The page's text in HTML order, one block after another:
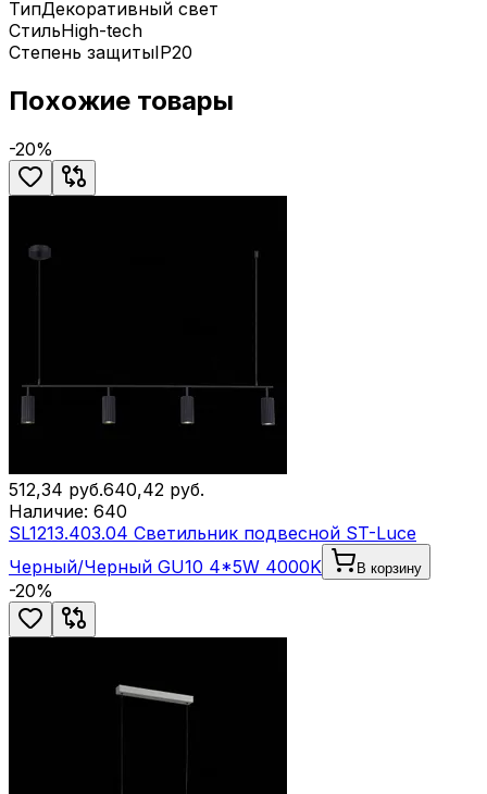
ТипДекоративный свет
СтильHigh-tech
Степень защитыIP20
Похожие товары
-20%
512,34 руб.640,42 руб.
Наличие: 640
SL1213.403.04 Светильник подвесной ST-Luce
Черный/Черный GU10 4*5W 4000K
В корзину
-20%